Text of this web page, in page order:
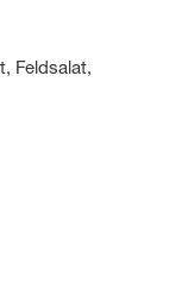
Feldsalat,